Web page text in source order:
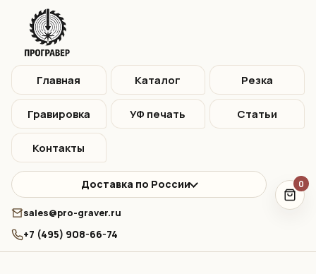
Главная Каталог Резка
Гравировка УФ печать Статьи
Контакты
Доставка по России
sales@pro-graver.ru
+7 (495) 908-66-74
0